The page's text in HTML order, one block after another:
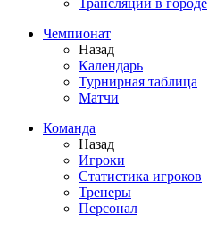
Трансляции в городе
Чемпионат
Назад
Календарь
Турнирная таблица
Матчи
Команда
Назад
Игроки
Статистика игроков
Тренеры
Персонал